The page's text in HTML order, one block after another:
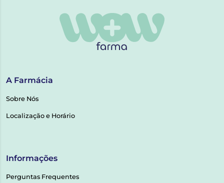
A Farmácia
Sobre Nós
Localização e Horário
Informações
Perguntas Frequentes